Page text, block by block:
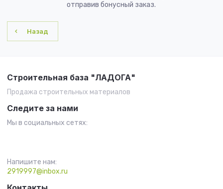
отправив бонусный заказ.
Назад
Строительная база "ЛАДОГА"
Продажа строительных материалов
Следите за нами
Мы в социальных сетях:
Напишите нам:
2919997@inbox.ru